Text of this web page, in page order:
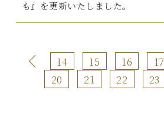
も』を更新いたしました。
14 15 16 17
20
21 22 23